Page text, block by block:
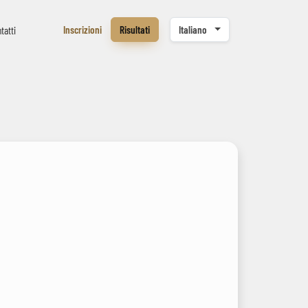
Inscrizioni Risultati Italiano